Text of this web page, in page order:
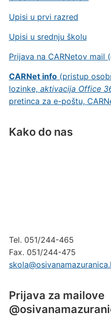
Upisi u prvi razred
Upisi u srednju školu
Prijava na CARNetov mail
CARNet info(pristup
lozinke, aktivacija Office
pretinca za e-poštu,
Kako do nas
Tel. 051/244-465
Fax. 051/244-475
Prijava za mailove